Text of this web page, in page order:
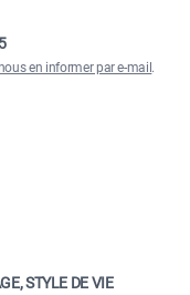
en informer par e-mail .
STYLE DE VIE